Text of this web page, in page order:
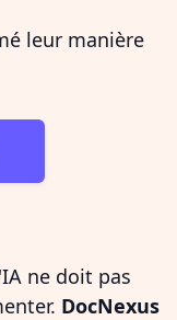
leur manière
ne doit pas
DocNexus